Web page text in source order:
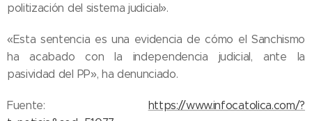
politización del sistema judicial».
«Esta sentencia es una evidencia de cómo el Sanchismo
ha acabado con la independencia judicial, ante la
pasividad del PP», ha denunciado.
Fuente: https://www.infocatolica.com/?
05.08.2026
Ley del
asistido
04.08.2026